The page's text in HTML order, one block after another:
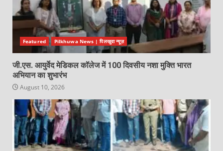
Featured Pilkhuwa News | पिलखुवा न्यूज़
जी.एस. आयुर्वेद मेडिकल कॉलेज में 100 दिवसीय नशा मुक्ति भारत
अभियान का शुभारंभ
August 10, 2026